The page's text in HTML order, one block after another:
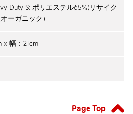
Duty S: ポリエステル65%(リサイク
ーガニック）
x 幅：21cm
Page Top